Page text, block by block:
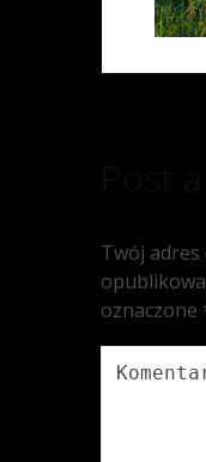
Twój
oznaczone